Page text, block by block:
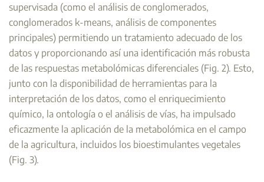
supervisada (como el análisis de conglomerados,
conglomerados k-means, análisis de componentes
principales) permitiendo un tratamiento adecuado de los
datos y proporcionando así una identificación más robusta
de las respuestas metabolómicas diferenciales (Fig. 2). Esto,
junto con la disponibilidad de herramientas para la
interpretación de los datos, como el enriquecimiento
químico, la ontología o el análisis de vías, ha impulsado
eficazmente la aplicación de la metabolómica en el campo
de la agricultura, incluidos los bioestimulantes vegetales
(Fig. 3).